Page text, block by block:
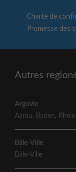
Charte de
Promesse des
Autres
Argovie
Aarau, Baden,
Bâle-Ville
Bâle-Ville